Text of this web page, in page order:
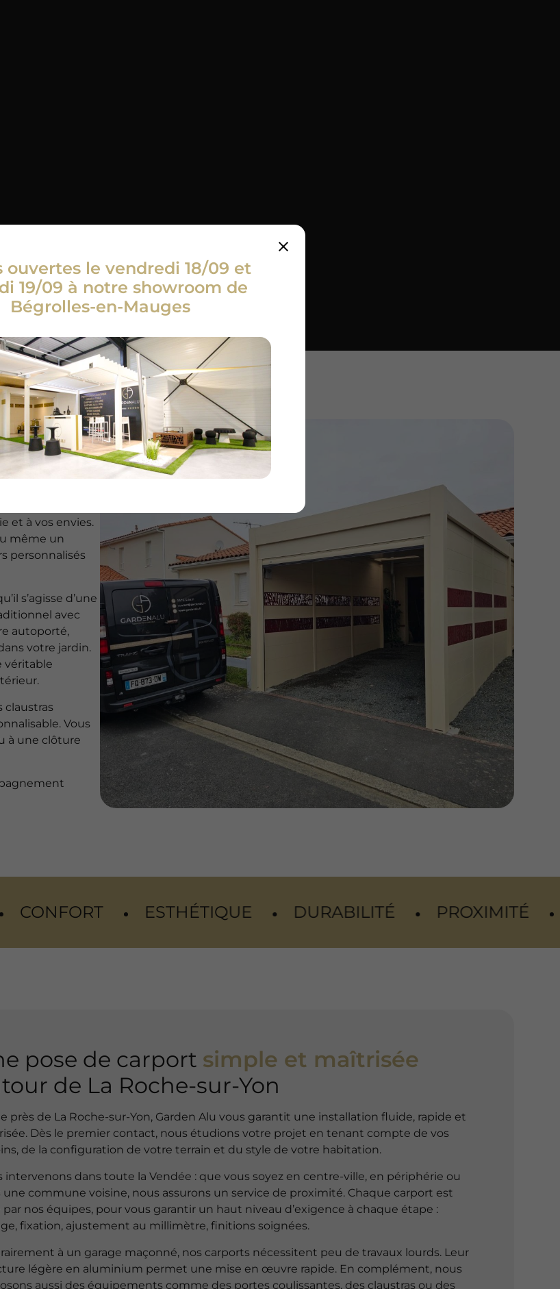
pour
projet est
sur mesure,
et à vos envies.
même un
personnalisés
s’agisse d’une
avec
autoporté,
votre jardin.
véritable
claustras
Vous
à une clôture
ESTHÉTIQUE DURABILITÉ PROXIMITÉ SÉRÉNITÉ
pose de carport simple et maîtrisée
de La Roche-sur-Yon
près de La Roche-sur-Yon, Garden Alu vous garantit une installation fluide, rapide et
Dès le premier contact, nous étudions votre projet en tenant compte de vos
de la configuration de votre terrain et du style de votre habitation.
intervenons dans toute la Vendée : que vous soyez en centre-ville, en périphérie ou
une commune voisine, nous assurons un service de proximité. Chaque carport est
par nos équipes, pour vous garantir un haut niveau d’exigence à chaque étape :
fixation, ajustement au millimètre, finitions soignées.
à un garage maçonné, nos carports nécessitent peu de travaux lourds. Leur
légère en aluminium permet une mise en œuvre rapide. En complément, nous
aussi des équipements comme des portes coulissantes, des claustras ou des
ouvertes le vendredi 18/09 et
19/09 à notre showroom de
Bégrolles-en-Mauges